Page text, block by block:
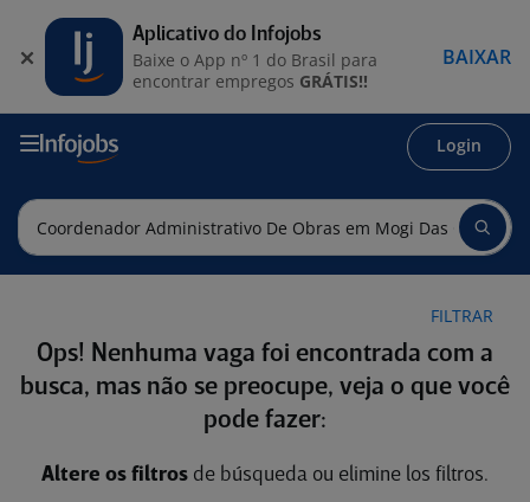
Login
FILTRAR
Ops! Nenhuma vaga foi encontrada com a
busca, mas não se preocupe, veja o que você
pode fazer:
Altere os filtros de búsqueda ou elimine los filtros.
Aplicativo do Infojobs
Baixe o App nº 1 do Brasil para
encontrar empregos GRÁTIS!!
BAIXAR